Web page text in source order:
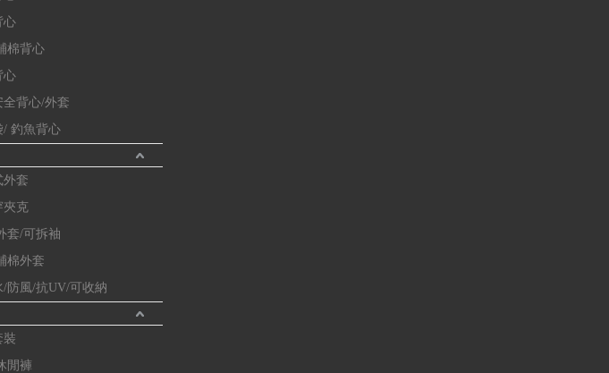
心
棉背心
心
全背心/外套
/ 釣魚背心
外套
夾克
套/可拆袖
棉外套
/防風/抗UV/可收納
裝
閒褲